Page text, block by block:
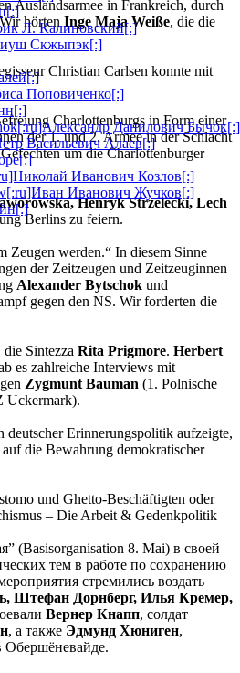
Л. Калиновский[:]
Скжыпэк[:]
Поповиченко[:]
Данилович Бычок[:]
Васильевич Алаев[:]
Иванович Козлов[:]
Иванович Жучков[:]
Auslandsarmee in Frankreich, durch
hörten Inge Maja Weiße, die die
Christian Carlsen konnte mit
Charlottenburgs in Form einer
der 1. und 2. Armee in der Schlacht
um die Charlottenburger
Henryk Strzelecki, Lech
Berlins zu feiern.
Zeugen werden.“ In diesem Sinne
der Zeitzeugen und Zeitzeuginnen
Alexander Bytschok und
gegen den NS. Wir forderten die
Sintezza Rita Prigmore. Herbert
es zahlreiche Interviews mit
Zygmunt Bauman (1. Polnische
Uckermark).
deutscher Erinnerungspolitik aufzeigte,
die Bewahrung demokratischer
und Ghetto-Beschäftigten oder
– Die Arbeit & Gedenkpolitik
(Basisorganisation 8. Mai) в своей
тем в работе по сохранению
стремились воздать
Штефан Дорнберг, Илья Кремер,
Вернер Кнапп, солдат
, а также Эдмунд Хюниген,
Обершёневайде.